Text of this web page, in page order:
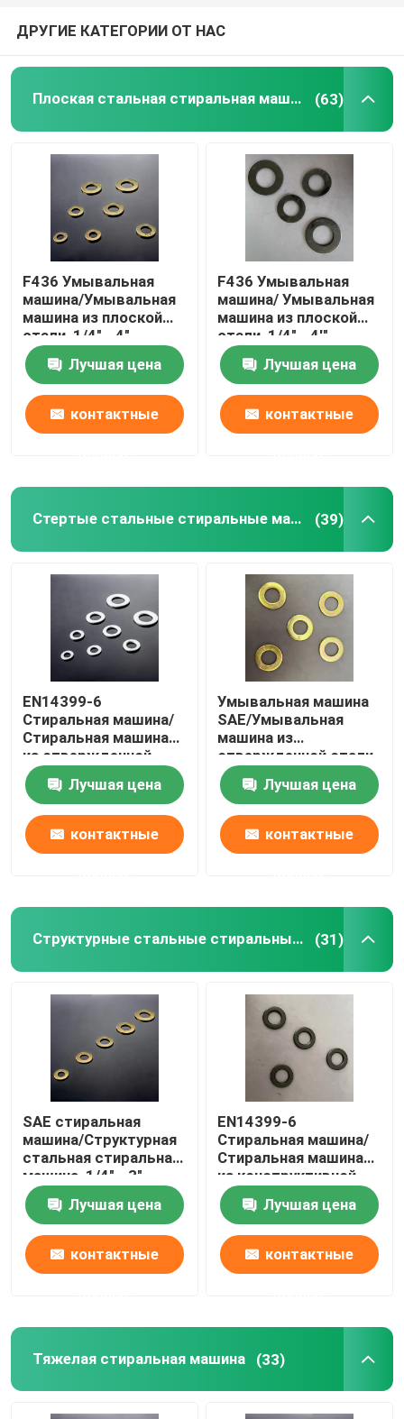
Наша фабрика
контроль качества
Отправить запрос
Плоская стальная стиральная машина
Структурные стальные стиральные машины
Тяжелая стиральная машина
ДРУГИЕ КАТЕГОРИИ ОТ НАС
Плоская стальная стиральная машина (63)
F436 Умывальная
машина/Умывальная
машина из плоской
стали, 1/4" - 4",
цинковая/
дакрометная
Лучшая цена
контактные
F436 Умывальная
машина/ Умывальная
машина из плоской
стали, 1/4" - 4'",
черный оксид
Лучшая цена
контактные
Стертые стальные стиральные машины (39)
EN14399-6
Стиральная машина/
Стиральная машина
из отвержденной
стали, M12-M36,
Черный оксид
Лучшая цена
контактные
Умывальная машина
SAE/Умывальная
машина из
отвержденной стали,
1/4" - 3",
обыкновенная/
дакрометная
Лучшая цена
контактные
Структурные стальные стиральные машины (31)
SAE стиральная
машина/Структурная
стальная стиральная
машина, 1/4" - 3",
простой/
дакрометный
Лучшая цена
контактные
EN14399-6
Стиральная машина/
Стиральная машина
из конструктивной
стали, M12-M36,
Черный оксид
Лучшая цена
контактные
Тяжелая стиральная машина (33)